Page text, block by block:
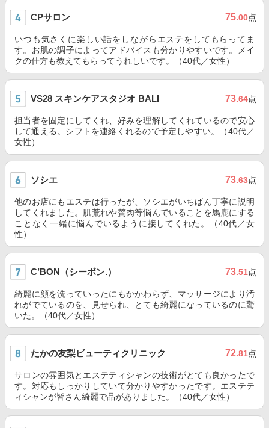
CPサロン 75.00点
いつも気さくに楽しい話をしながらエステをしてもらってま
す。お肌の調子によってアドバイスも分かりやすいです。メイ
クの仕方も教えてもらってうれしいです。（40代／女性）
VS28 スキンケアスタジオ BALI 73.64点
担当者を固定にしてくれ、好みを理解してくれているので安心
して通える。シフトを連絡くれるので予定しやすい。（40代／
女性）
ソシエ 73.63点
他のお店にもエステは行ったが、ソシエがいちばん丁寧に説明
してくれました。肌荒れや贅肉等悩んでいることを馬鹿にする
ことなく一緒に悩んでいるように接してくれた。（40代／女
性）
C’BON（シーボン.） 73.51点
綺麗に顔を洗っていったにもかかわらず、マッサージにより汚
れがでているのを、見せられ、とても綺麗になっているのに驚
いた。（40代／女性）
たかの友梨ビューティクリニック 72.81点
サロンの雰囲気とエステティシャンの技術がとても良かったで
す。対応もしっかりしていて分かりやすかったです。エステテ
ィシャンが皆さん綺麗で品がありました。（40代／女性）